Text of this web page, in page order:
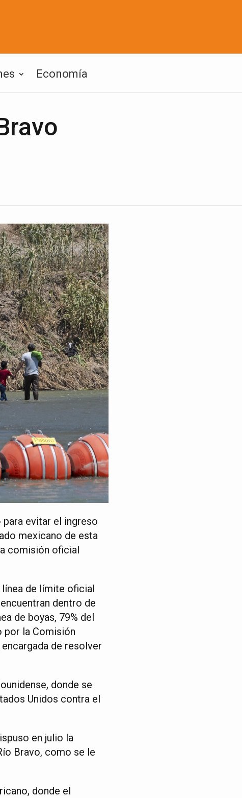
Economía
evitar el ingreso
mexicano de esta
comisión oficial
línea de límite oficial
dentro de
de boyas, 79% del
por la Comisión
de resolver
donde se
Unidos contra el
en julio la
Bravo, como se le
donde el